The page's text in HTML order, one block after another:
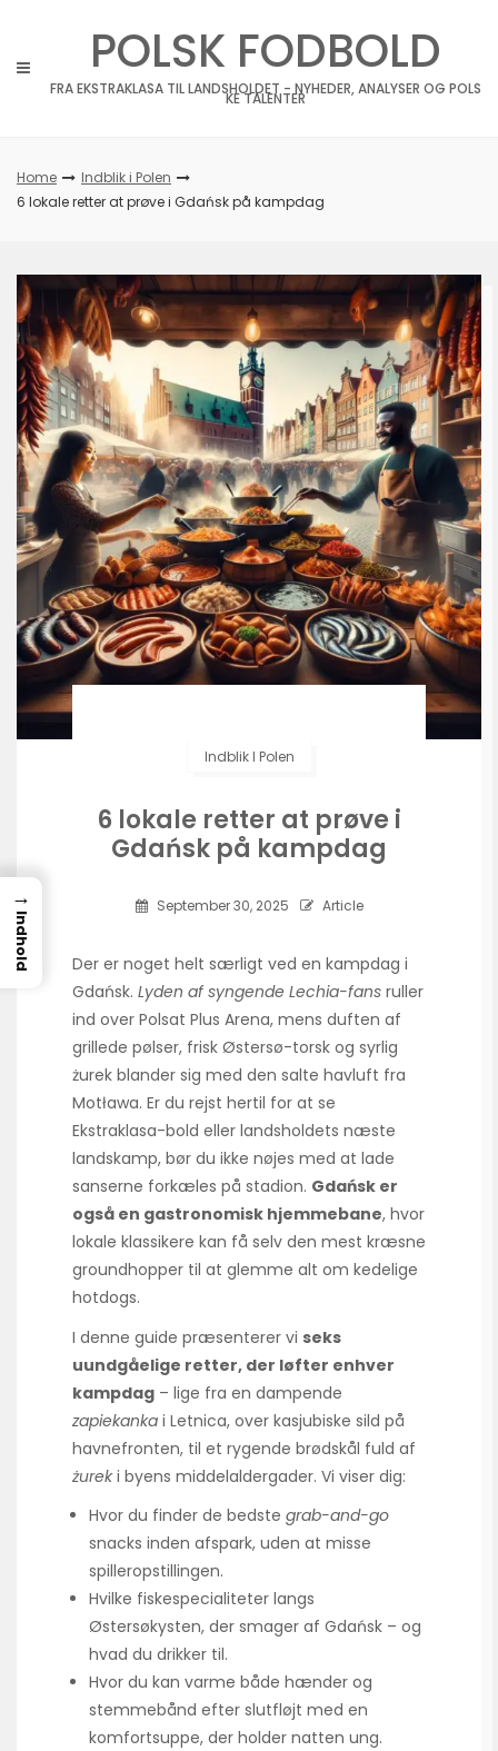
POLSK FODBOLD
FRA EKSTRAKLASA TIL LANDSHOLDET - NYHEDER, ANALYSER OG POLS
KE TALENTER
Home
Indblik i Polen
6 lokale retter at prøve i Gdańsk på kampdag
Indblik I Polen
6 lokale retter at prøve i
Gdańsk på kampdag
September 30, 2025 Article
Der er noget helt særligt ved en kampdag i
Gdańsk. Lyden af syngende Lechia-fans ruller
ind over Polsat Plus Arena, mens duften af
grillede pølser, frisk Østersø-torsk og syrlig
żurek blander sig med den salte havluft fra
Motława. Er du rejst hertil for at se
Ekstraklasa-bold eller landsholdets næste
landskamp, bør du ikke nøjes med at lade
sanserne forkæles på stadion. Gdańsk er
også en gastronomisk hjemmebane, hvor
lokale klassikere kan få selv den mest kræsne
groundhopper til at glemme alt om kedelige
hotdogs.
I denne guide præsenterer vi seks
uundgåelige retter, der løfter enhver
kampdag – lige fra en dampende
zapiekanka i Letnica, over kasjubiske sild på
havnefronten, til et rygende brødskål fuld af
żureki byens middelaldergader. Vi viser dig:
Hvor du finder de bedste grab-and-go
snacks inden afspark, uden at misse
spilleropstillingen.
Hvilke fiskespecialiteter langs
Østersøkysten, der smager af Gdańsk – og
hvad du drikker til.
Hvor du kan varme både hænder og
stemmebånd efter slutfløjt med en
komfortsuppe, der holder natten ung.
→
Indhold